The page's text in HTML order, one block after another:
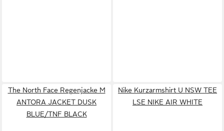
The North Face Regenjacke M
ANTORA JACKET DUSK
BLUE/TNF BLACK
Nike Kurzarmshirt U NSW TEE
LSE NIKE AIR WHITE